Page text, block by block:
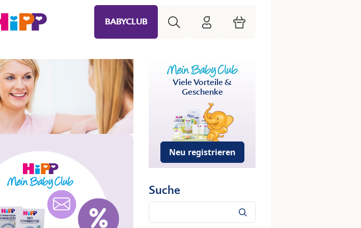
BABYCLUB HiPP Mein Babyclub
Warenkorb
Viele Vorteile &
Geschenke
Neu registrieren
Suche